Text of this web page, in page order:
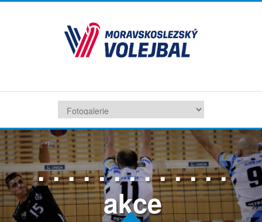
. . . . . . . . . . . . .
akce